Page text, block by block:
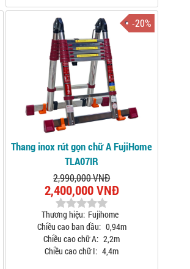
-20%
Thang inox rút gọn chữ A FujiHome
TLA07IR
2,990,000 VNĐ
2,400,000 VNĐ
Thương hiệu: Fujihome
Chiều cao ban đầu: 0,94m
Chiều cao chữ A: 2,2m
Chiều cao chữ I: 4,4m